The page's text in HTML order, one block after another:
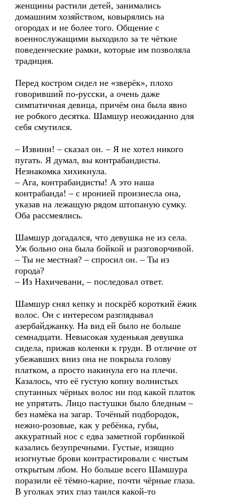
женщины растили детей, занимались
домашним хозяйством, ковырялись на
огородах и не более того. Общение с
военнослужащими выходило за те чёткие
поведенческие рамки, которые им позволяла
традиция.
Перед костром сидел не «зверёк», плохо
говоривший по-русски, а очень даже
симпатичная девица, причём она была явно
не робкого десятка. Шамшур неожиданно для
себя смутился.
– Извини! – сказал он. – Я не хотел никого
пугать. Я думал, вы контрабандисты.
Незнакомка хихикнула.
– Ага, контрабандисты! А это наша
контрабанда! – с иронией произнесла она,
указав на лежащую рядом штопаную сумку.
Оба рассмеялись.
Шамшур догадался, что девушка не из села.
Уж больно она была бойкой и разговорчивой.
– Ты не местная? – спросил он. – Ты из
города?
– Из Нахичевани, – последовал ответ.
Шамшур снял кепку и поскрёб короткий ёжик
волос. Он с интересом разглядывал
азербайджанку. На вид ей было не больше
семнадцати. Невысокая худенькая девушка
сидела, прижав коленки к груди. В отличие от
убежавших вниз она не покрыла голову
платком, а просто накинула его на плечи.
Казалось, что её густую копну волнистых
спутанных чёрных волос ни под какой платок
не упрятать. Лицо пастушки было бледным –
без намёка на загар. Точёный подбородок,
нежно-розовые, как у ребёнка, губы,
аккуратный нос с едва заметной горбинкой
казались безупречными. Густые, изящно
изогнутые брови контрастировали с чистым
открытым лбом. Но больше всего Шамшура
поразили её тёмно-карие, почти чёрные глаза.
В уголках этих глаз таился какой-то